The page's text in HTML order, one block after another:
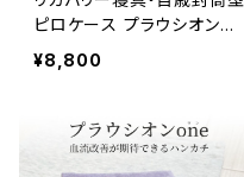
ピロケース プラウシオン加
工 45×90cm
¥8,800